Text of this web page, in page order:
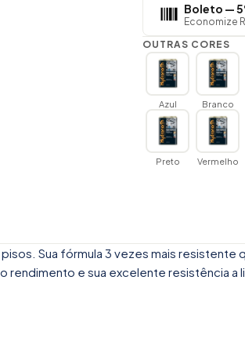
Boleto —
Economize
OUTRAS CORES
Azul Branco
Preto Vermelho
Sua fórmula 3 vezes mais resistente
e sua excelente resistência a